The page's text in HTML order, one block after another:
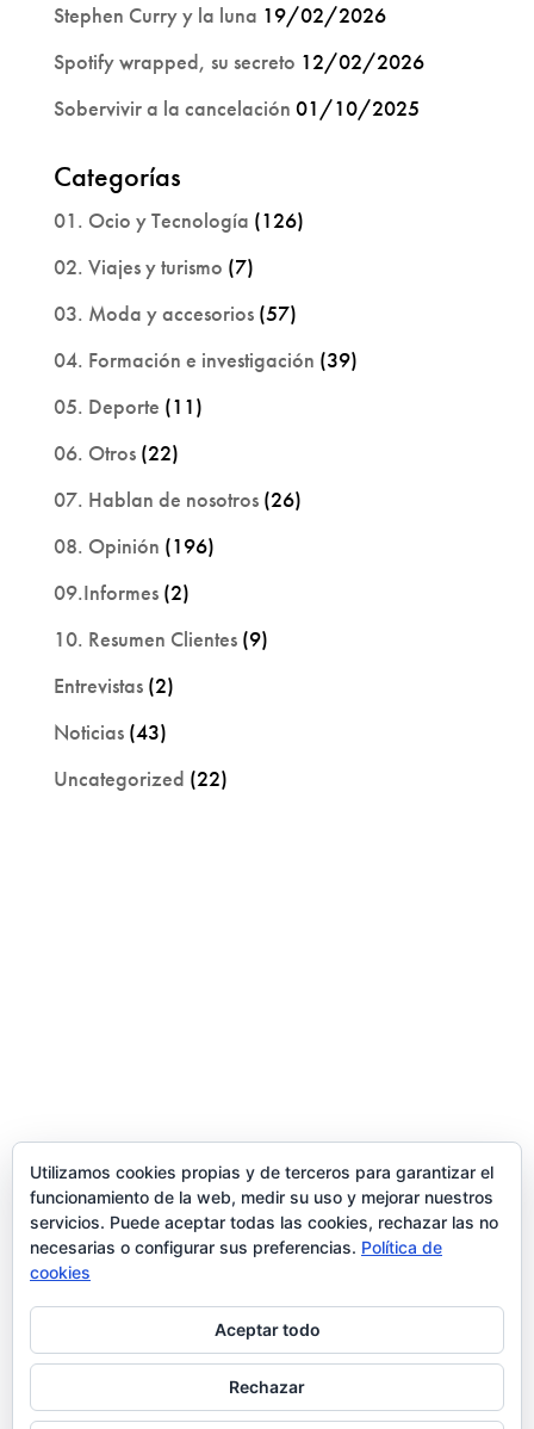
Stephen Curry y la luna 19/02/2026
Spotify wrapped, su secreto 12/02/2026
Sobervivir a la cancelación 01/10/2025
Categorías
01. Ocio y Tecnología (126)
02. Viajes y turismo (7)
03. Moda y accesorios(57)
04. Formación e investigación (39)
05. Deporte (11)
06. Otros(22)
07. Hablan de nosotros(26)
08. Opinión (196)
09.Informes(2)
10. Resumen Clientes(9)
Entrevistas(2)
Noticias(43)
Uncategorized (22)
instagram
linkedin
Aviso Legal y Condiciones de Uso
Utilizamos cookies propias y de terceros para garantizar el
funcionamiento de la web, medir su uso y mejorar nuestros
servicios. Puede aceptar todas las cookies, rechazar las no
necesarias o configurar sus preferencias. Política de
cookies
Aceptar todo
Rechazar